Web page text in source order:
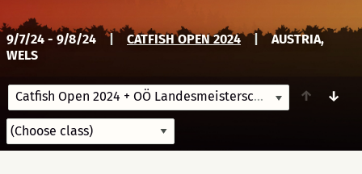
9/7/24 - 9/8/24 | CATFISH OPEN 2024 |
AUSTRIA,
WELS
Catfish Open 2024 + OÖ Landesmeisterschaften 9/7/24-9/
↑ ↓